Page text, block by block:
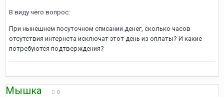
В виду чего вопрос:
При нынешнем посуточном списании денег, сколько часов
отсутствия интернета исключат этот день из оплаты? И какие
потребуются подтверждения?
Мышка 0